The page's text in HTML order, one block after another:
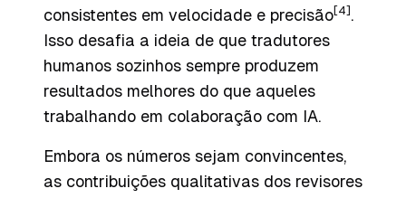
consistentes em velocidade e precisão[4] .
Isso desafia a ideia de que tradutores
humanos sozinhos sempre produzem
resultados melhores do que aqueles
trabalhando em colaboração com IA.
Embora os números sejam convincentes,
as contribuições qualitativas dos revisores